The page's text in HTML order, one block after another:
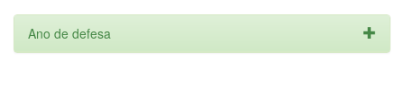
Ano de defesa